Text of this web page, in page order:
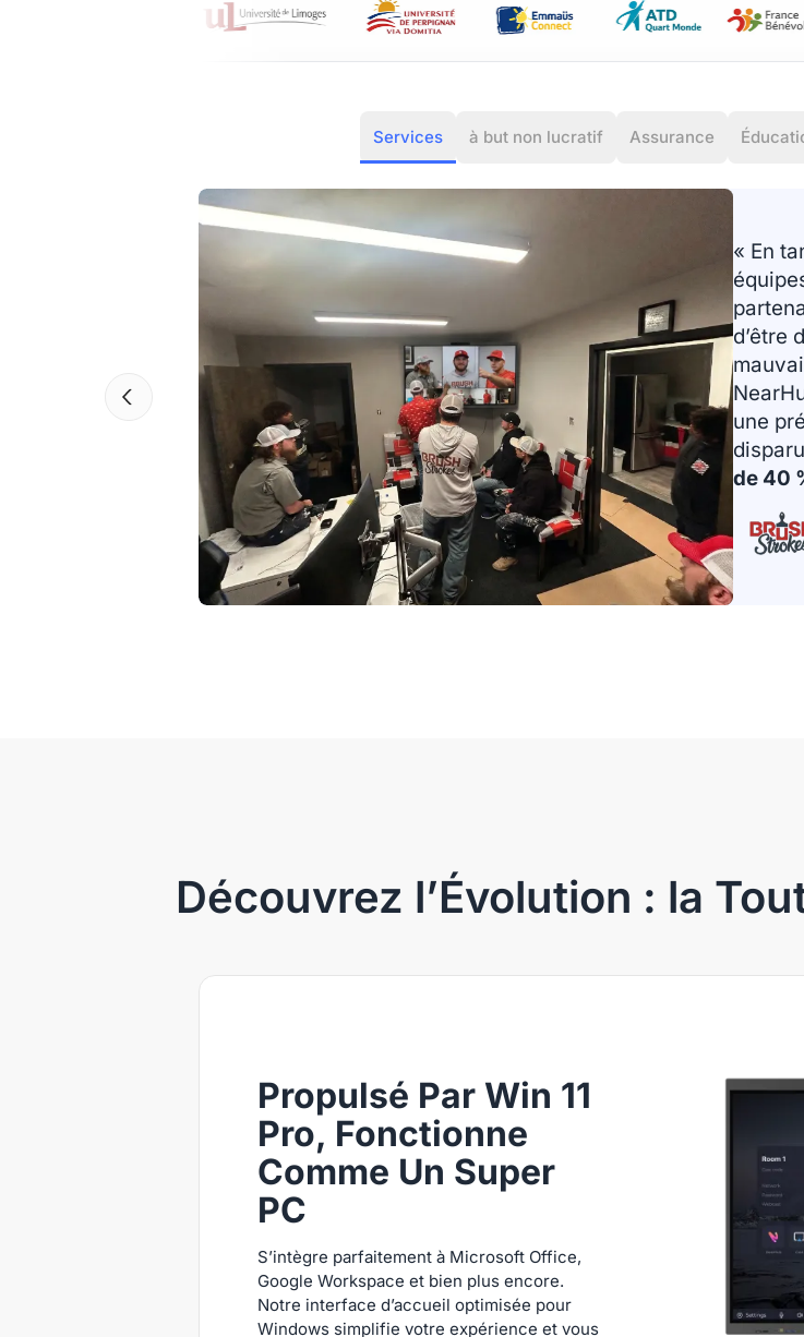
Services à but non lucratif Assurance
« En
d’être
une
de 40
Découvrez l’Évolution : la
Propulsé Par Win 11
Pro, Fonctionne
Comme Un Super
PC
S’intègre parfaitement à Microsoft Office,
Google Workspace et bien plus encore.
Notre interface d’accueil optimisée pour
Windows simplifie votre expérience et vous